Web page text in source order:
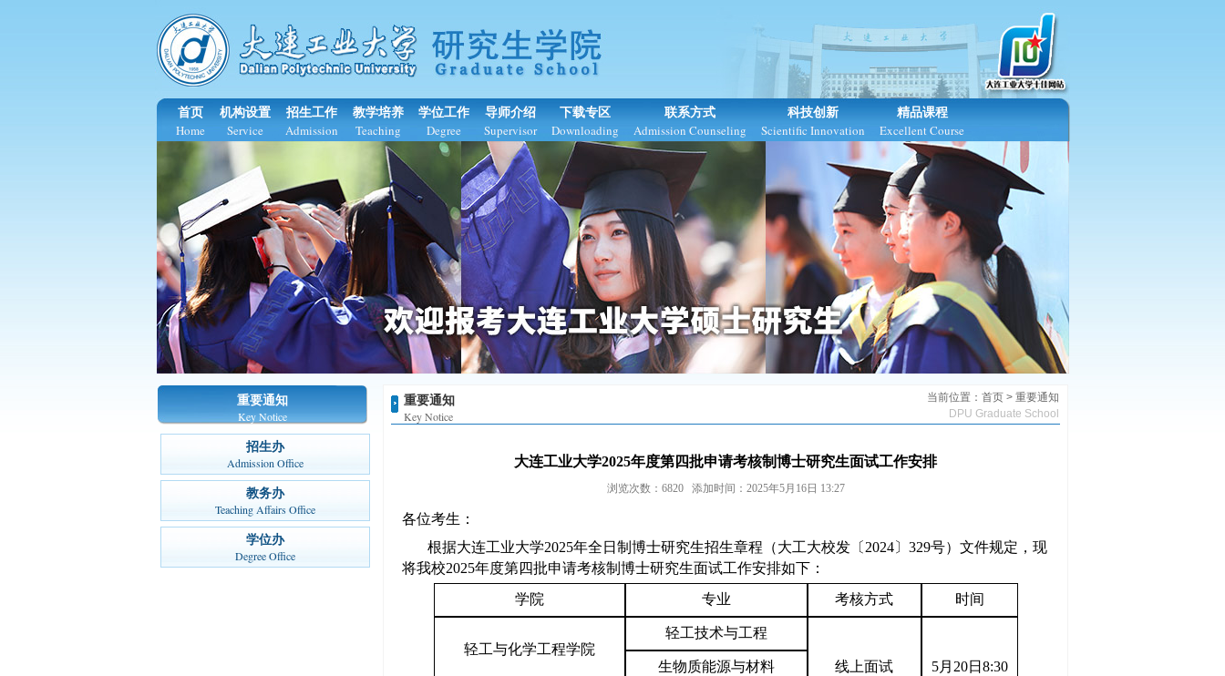
首页
Home
机构设置
Service
招生工作
Admission
教学培养
Teaching
学位工作
Degree
导师介绍
Supervisor
下载专区
Downloading
联系方式
Admission Counseling
科技创新
Scientific Innovation
精品课程
Excellent Course
重要通知
Key Notice
招生办
Admission Office
教务办
Teaching Affairs Office
学位办
Degree Office
重要通知
Key Notice
当前位置： 首页 > 重要通知
DPU Graduate School
大连工业大学2025年度第四批申请考核制博士研究生面试工作安排
浏览次数：6820 添加时间：2025年5月16日 13:27
各位考生：
根据大连工业大学2025年全日制博士研究生招生章程（大工大校发〔2024〕329号）文件规定，现
将我校2025年度第四批申请考核制博士研究生面试工作安排如下：
学院 专业 考核方式 时间
轻工与化学工程学院
轻工技术与工程
线 上面试 5月20日8:30
生物质能源与材料